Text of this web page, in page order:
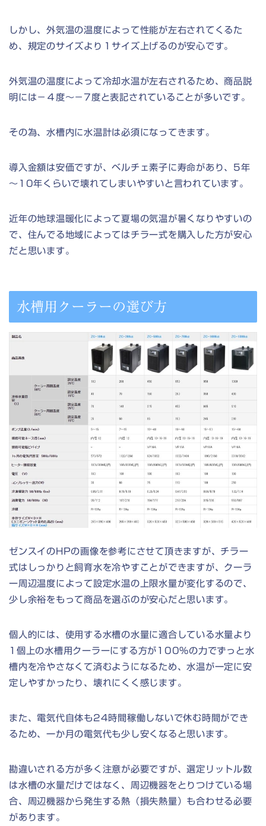
しかし、外気温の温度によって性能が左右されてくるた
め、規定のサイズより１サイズ上げるのが安心です。
外気温の温度によって冷却水温が左右されるため、商品説
明には－４度～－7度と表記されていることが多いです。
その為、水槽内に水温計は必須になってきます。
導入金額は安価ですが、ベルチェ素子に寿命があり、5年
～10年くらいで壊れてしまいやすいと言われています。
近年の地球温暖化によって夏場の気温が暑くなりやすいの
で、住んでる地域によってはチラー式を購入した方が安心
だと思います。
水槽用クーラーの選び方
ゼンスイのHPの画像を参考にさせて頂きますが、チラー
式はしっかりと飼育水を冷やすことができますが、クーラ
ー周辺温度によって設定水温の上限水量が変化するので、
少し余裕をもって商品を選ぶのが安心だと思います。
個人的には、使用する水槽の水量に適合している水量より
1個上の水槽用クーラーにする方が100％の力でずっと水
槽内を冷やさなくて済むようになるため、水温が一定に安
定しやすかったり、壊れにくく感じます。
また、電気代自体も24時間稼働しないで休む時間ができ
るため、一か月の電気代も少し安くなると思います。
勘違いされる方が多く注意が必要ですが、選定リットル数
は水槽の水量だけではなく、周辺機器をとりつけている場
合、周辺機器から発生する熱（損失熱量）も合わせる必要
があります。